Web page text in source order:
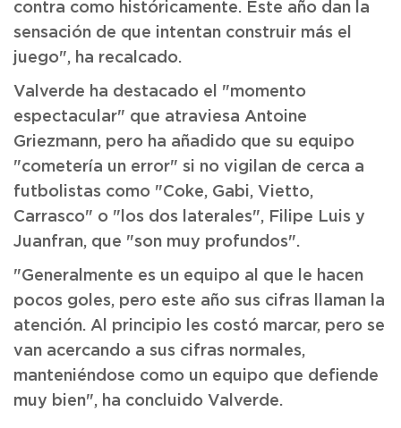
contra como históricamente. Este año dan la
sensación de que intentan construir más el
juego", ha recalcado.
Valverde ha destacado el "momento
espectacular" que atraviesa Antoine
Griezmann, pero ha añadido que su equipo
"cometería un error" si no vigilan de cerca a
futbolistas como "Coke, Gabi, Vietto,
Carrasco" o "los dos laterales", Filipe Luis y
Juanfran, que "son muy profundos".
"Generalmente es un equipo al que le hacen
pocos goles, pero este año sus cifras llaman la
atención. Al principio les costó marcar, pero se
van acercando a sus cifras normales,
manteniéndose como un equipo que defiende
muy bien", ha concluido Valverde.